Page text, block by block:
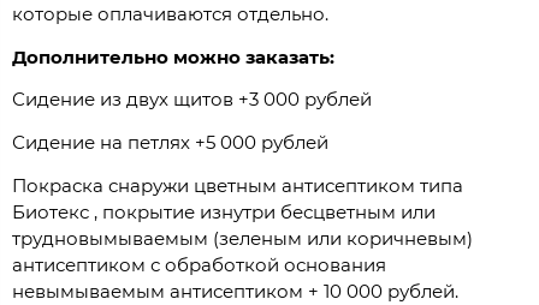
которые оплачиваются отдельно.
Дополнительно можно заказать:
Сидение из двух щитов +3 000 рублей
Сидение на петлях +5 000 рублей
Покраска снаружи цветным антисептиком типа
Биотекс , покрытие изнутри бесцветным или
трудновымываемым (зеленым или коричневым)
антисептиком с обработкой основания
невымываемым антисептиком + 10 000 рублей.